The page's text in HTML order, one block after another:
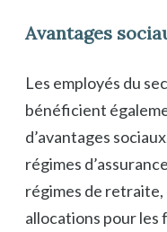
Avantages
Les employés du
bénéficient
d’avantages
régimes
régimes de retraite,
allocations pour les